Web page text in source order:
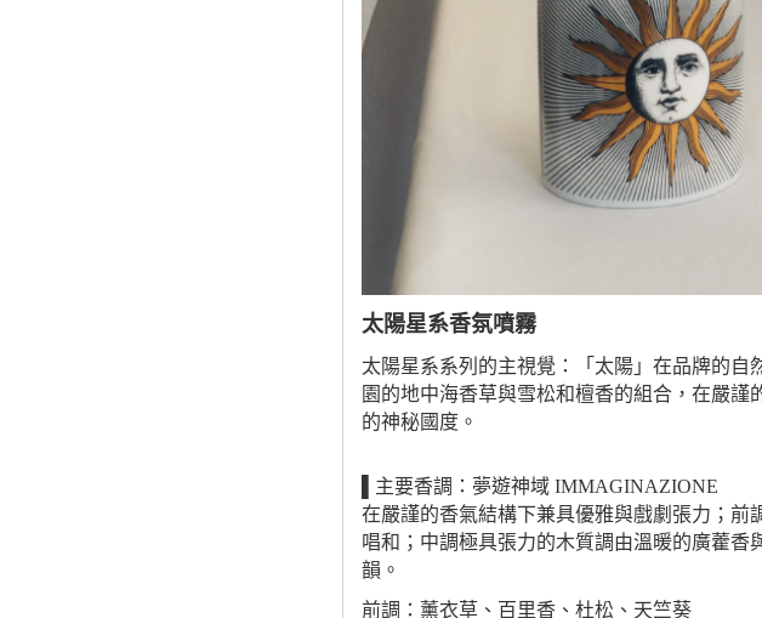
太陽星系香氛噴霧
太陽星系系列的主視覺：「太陽」在品牌的自
園的地中海香草與雪松和檀香的組合，在嚴
的神秘國度。
▌主要香調：夢遊神域 IMMAGINAZIONE
在嚴謹的香氣結構下兼具優雅與戲劇張力；
唱和；中調極具張力的木質調由溫暖的廣藿
韻。
前調：薰衣草、百里香、杜松、天竺葵​